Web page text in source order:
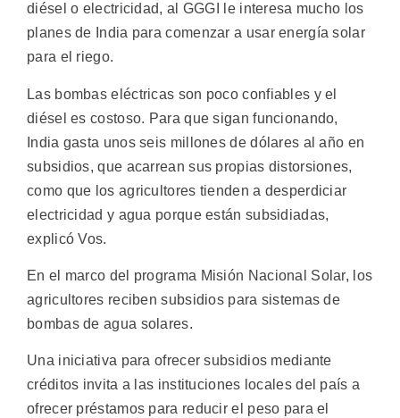
diésel o electricidad, al GGGI le interesa mucho los
planes de India para comenzar a usar energía solar
para el riego.
Las bombas eléctricas son poco confiables y el
diésel es costoso. Para que sigan funcionando,
India gasta unos seis millones de dólares al año en
subsidios, que acarrean sus propias distorsiones,
como que los agricultores tienden a desperdiciar
electricidad y agua porque están subsidiadas,
explicó Vos.
En el marco del programa Misión Nacional Solar, los
agricultores reciben subsidios para sistemas de
bombas de agua solares.
Una iniciativa para ofrecer subsidios mediante
créditos invita a las instituciones locales del país a
ofrecer préstamos para reducir el peso para el